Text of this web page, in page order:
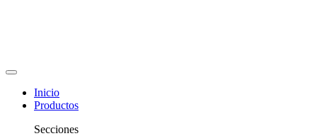
Inicio
Productos
Secciones